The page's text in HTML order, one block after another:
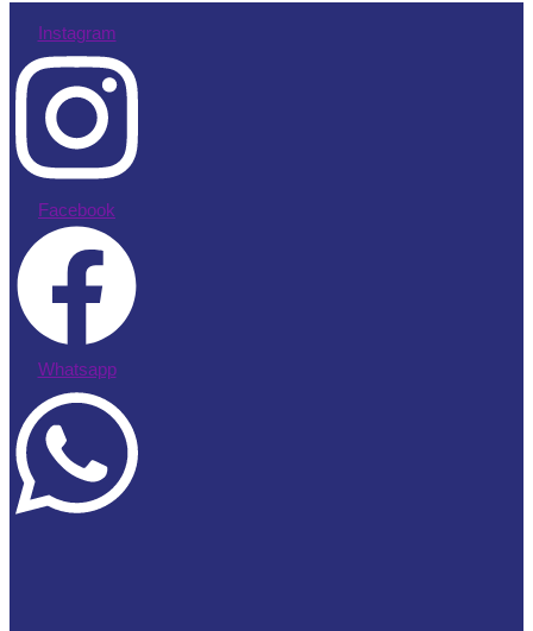
Instagram
Facebook
Whatsapp